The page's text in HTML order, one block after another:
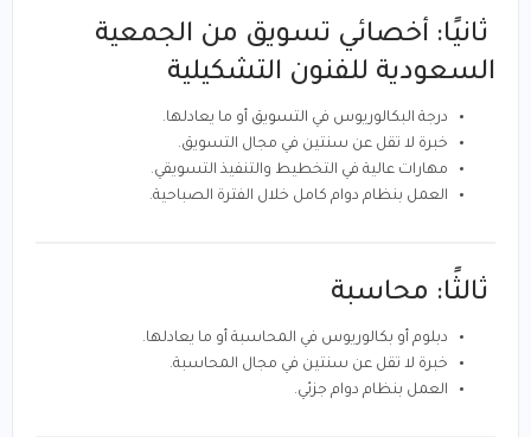
ثانيًا: أخصائي تسويق من الجمعية
السعودية للفنون التشكيلية
درجة البكالوريوس في التسويق أو ما يعادلها.
خبرة لا تقل عن سنتين في مجال التسويق.
مهارات عالية في التخطيط والتنفيذ التسويقي.
العمل بنظام دوام كامل خلال الفترة الصباحية.
ثالثًا: محاسبة
دبلوم أو بكالوريوس في المحاسبة أو ما يعادلها.
خبرة لا تقل عن سنتين في مجال المحاسبة.
العمل بنظام دوام جزئي.